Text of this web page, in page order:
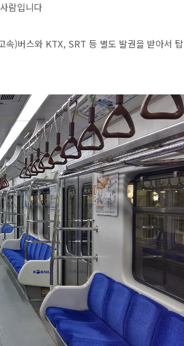
람입니다
)버스와 KTX, SRT 등 별도 발권을 받아서 탑